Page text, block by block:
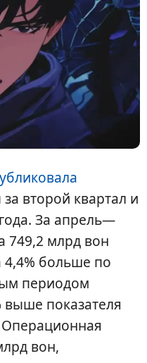
второй квартал и
За апрель—
749,2 млрд вон
4,4% больше по
периодом
выше показателя
вон,